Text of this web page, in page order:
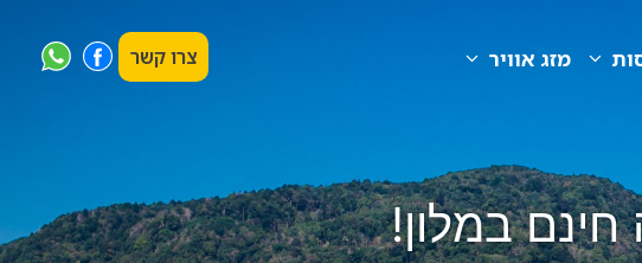
3 ימים בפוקט
שבוע בגן עדן
מזג אוויר צרו קשר
במלון!